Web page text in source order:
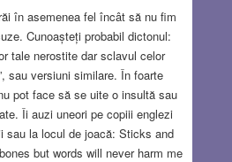
în asemenea fel încât să nu fim
Cunoașteți probabil dictonul:
tale nerostite dar sclavul celor
sau versiuni similare. În foarte
pot face să se uite o insultă sau
Îi auzi uneori pe copiii englezi
sau la locul de joacă: Sticks and
but words will never harm me